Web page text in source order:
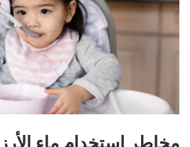
مخاطر استخدام ماء